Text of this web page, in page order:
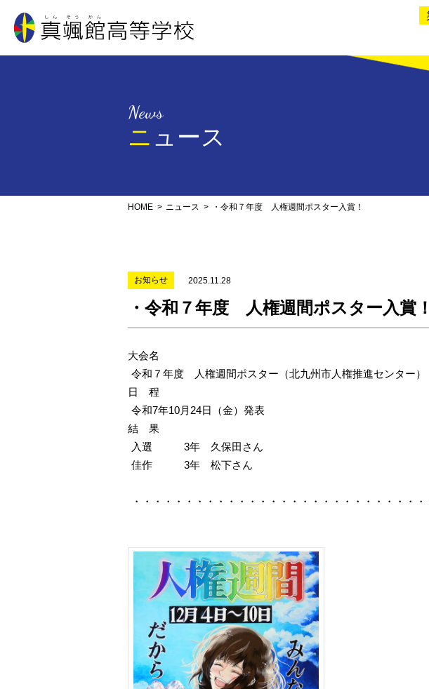
News
ニュース
HOME ニュース ・令和７年度 人権週間ポスター入賞！
お知らせ 2025.11.28
・令和７年度 人権週間ポスター入賞！
大会名
令和７年度 人権週間ポスター（北九州市人権推進センター）
日 程
令和7年10月24日（金） 発表
結 果
入選 3年 久保田さん
佳作 3年 松下さん
・・・・・・・・・・・・・・・・・・・・・・・・・・・